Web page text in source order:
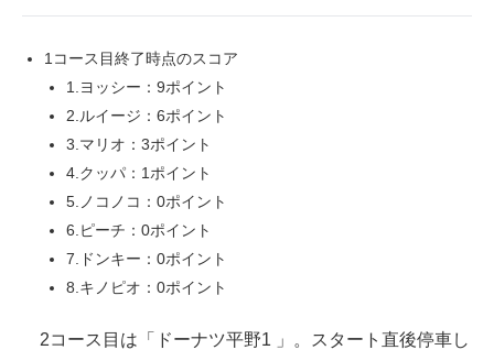
1コース目終了時点のスコア
1.ヨッシー：9ポイント
2.ルイージ：6ポイント
3.マリオ：3ポイント
4.クッパ：1ポイント
5.ノコノコ：0ポイント
6.ピーチ：0ポイント
7.ドンキー：0ポイント
8.キノピオ：0ポイント
2コース目は「ドーナツ平野1 」。スタート直後停車し